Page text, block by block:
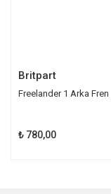
Britpart
Freelander 1 Arka
₺ 780,00